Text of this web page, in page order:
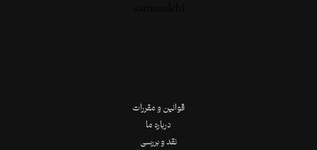
قوانین و مقررات
درباره ما
نقد و بررسی